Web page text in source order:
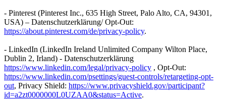
- Pinterest (Pinterest Inc., 635 High Street, Palo Alto, CA, 94301,
USA) – Datenschutzerklärung/ Opt-Out:
https://about.pinterest.com/de/privacy-policy.
- LinkedIn (LinkedIn Ireland Unlimited Company Wilton Place,
Dublin 2, Irland) - Datenschutzerklärung
https://www.linkedin.com/legal/privacy-policy , Opt-Out:
https://www.linkedin.com/psettings/guest-controls/retargeting-opt-
out, Privacy Shield: https://www.privacyshield.gov/participant?
id=a2zt0000000L0UZAA0&status=Active.